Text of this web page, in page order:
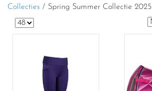
Collecties / Spring Summer Collectie 2025